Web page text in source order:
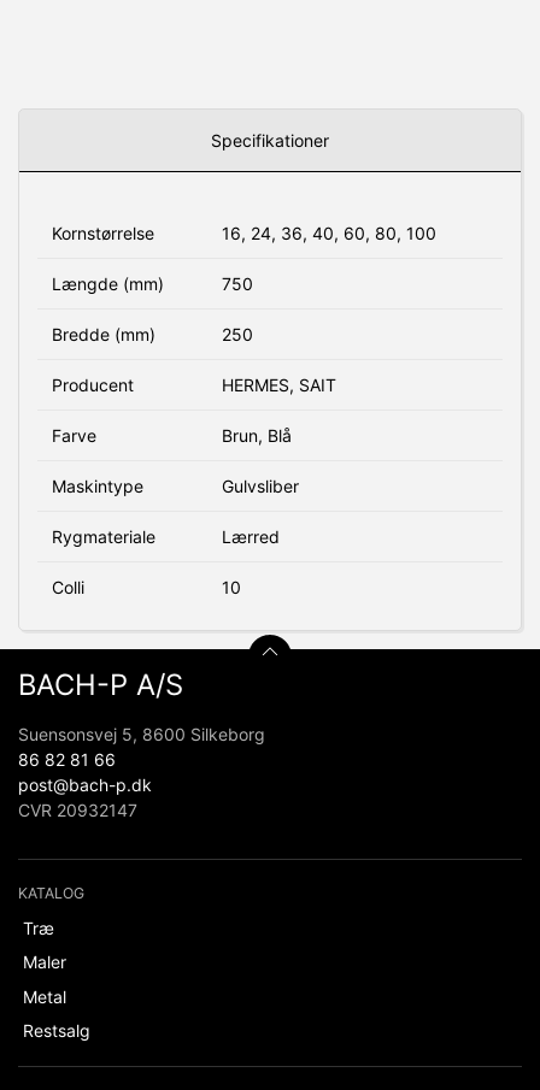
Specifikationer
Kornstørrelse 16, 24, 36, 40, 60, 80, 100
Længde (mm) 750
Bredde (mm) 250
Producent HERMES, SAIT
Farve Brun, Blå
Maskintype Gulvsliber
Rygmateriale Lærred
Colli 10
BACH-P A/S
Suensonsvej 5, 8600 Silkeborg
86 82 81 66
post@bach-p.dk
CVR 20932147
KATALOG
Træ
Maler
Metal
Restsalg